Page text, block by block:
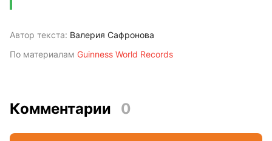
Автор текста: Валерия Сафронова
По материалам Guinness World Records
Комментарии 0